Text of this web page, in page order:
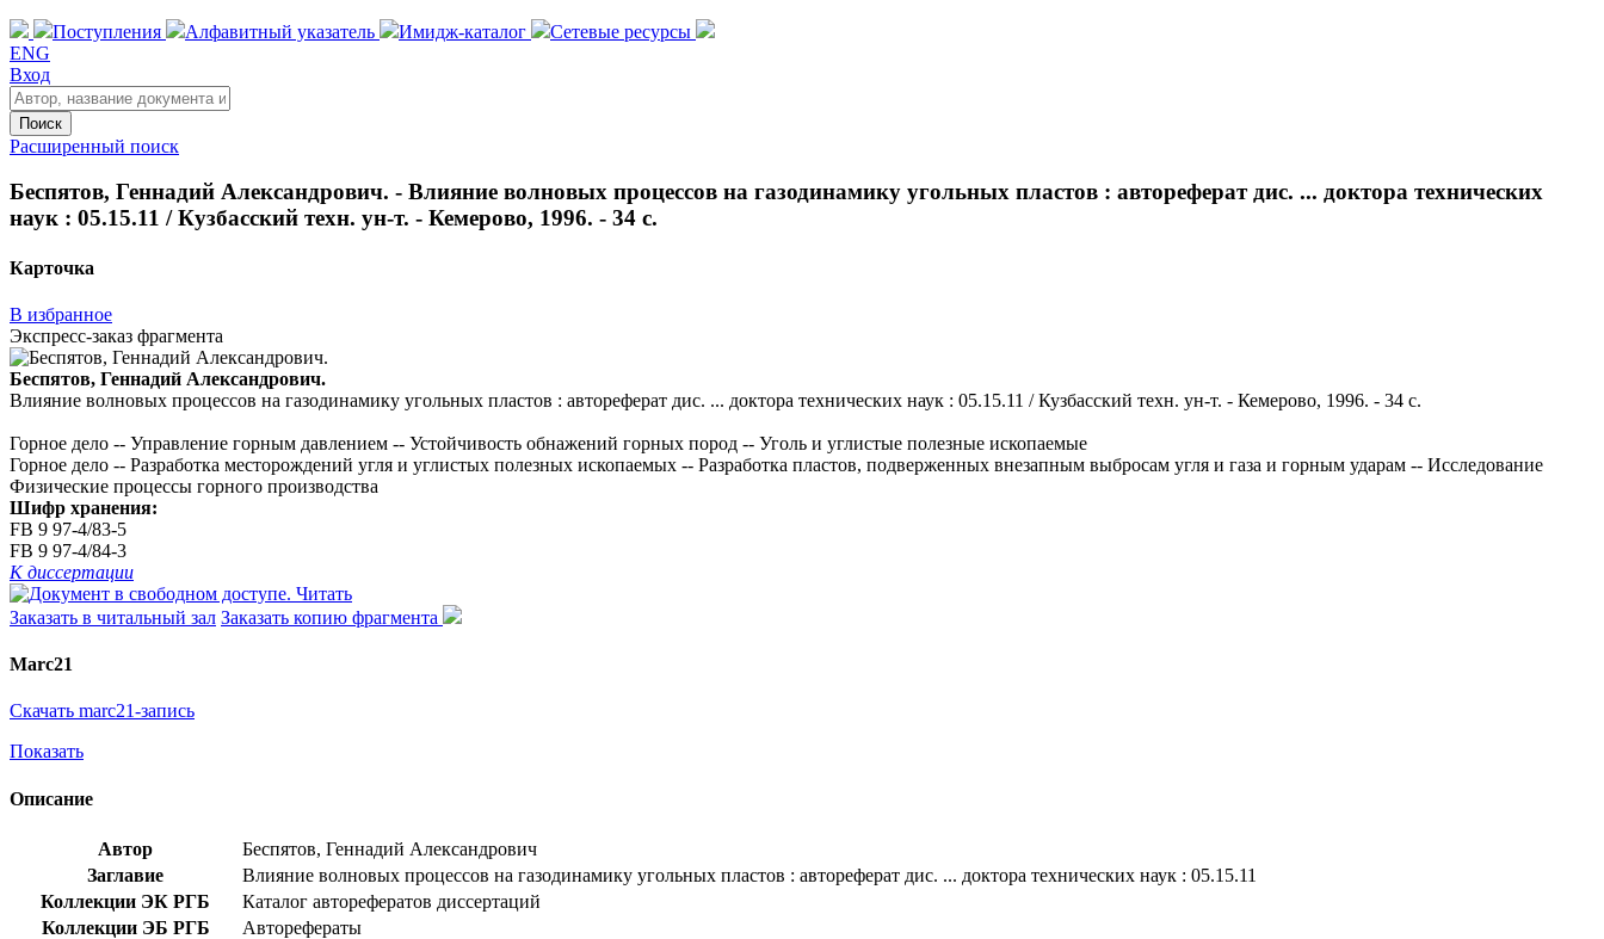
Поступления Алфавитный указатель Имидж-каталог
Сетевые ресурсы
ENG
Вход
Поиск
Расширенный поиск
Беспятов, Геннадий Александрович. - Влияние волновых процессов на газодинамику угольных пластов : автореферат дис. ... доктора технических
наук : 05.15.11 / Кузбасский техн. ун-т. - Кемерово, 1996. - 34 с.
Карточка
В избранное
Экспресс-заказ фрагмента
Беспятов, Геннадий Александрович.
Влияние волновых процессов на газодинамику угольных пластов : автореферат дис. ... доктора технических наук : 05.15.11 / Кузбасский техн. ун-т. - Кемерово, 1996. - 34 с.
Горное дело -- Управление горным давлением -- Устойчивость обнажений горных пород -- Уголь и углистые полезные ископаемые
Горное дело -- Разработка месторождений угля и углистых полезных ископаемых -- Разработка пластов, подверженных внезапным выбросам угля и газа и горным ударам -- Исследование
Физические процессы горного производства
Шифр хранения:
FB 9 97-4/83-5
FB 9 97-4/84-3
К диссертации
Читать
Заказать в читальный зал Заказать копию фрагмента
Marc21
Скачать marc21-запись
Показать
Описание
Автор
Беспятов, Геннадий Александрович
Заглавие
Влияние волновых процессов на газодинамику угольных пластов : автореферат дис. ... доктора технических наук : 05.15.11
Коллекции ЭК РГБ
Каталог авторефератов диссертаций
Коллекции ЭБ РГБ
Авторефераты